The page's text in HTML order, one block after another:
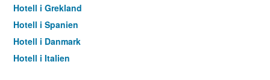
Hotell i Grekland
Hotell i Spanien
Hotell i Danmark
Hotell i Italien